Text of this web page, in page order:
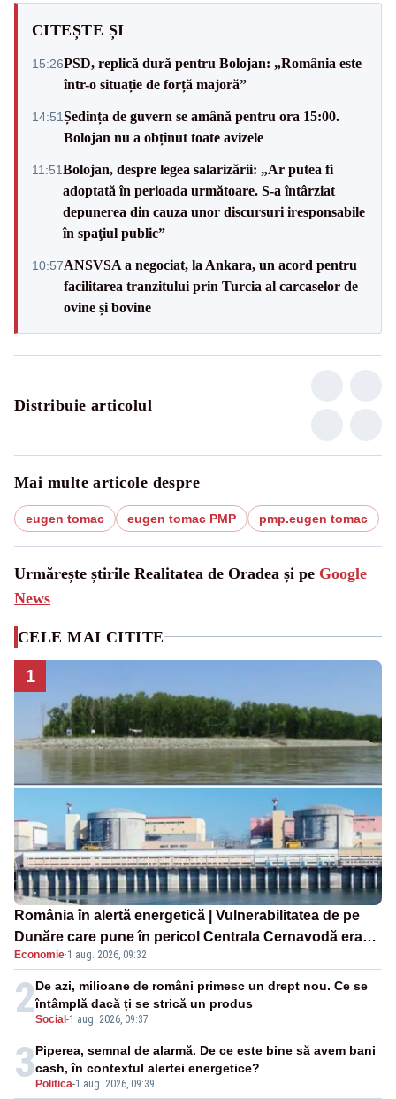
CITEȘTE ȘI
15:26PSD, replică dură pentru Bolojan: „România este
într-o situație de forță majoră”
14:51Ședința de guvern se amână pentru ora 15:00.
Bolojan nu a obținut toate avizele
11:51Bolojan, despre legea salarizării: „Ar putea fi
adoptată în perioada următoare. S-a întârziat
depunerea din cauza unor discursuri iresponsabile
în spaţiul public”
10:57ANSVSA a negociat, la Ankara, un acord pentru
facilitarea tranzitului prin Turcia al carcaselor de
ovine și bovine
Distribuie articolul
Mai multe articole despre
eugen tomac eugen tomac PMP pmp.eugen tomac
Urmărește știrile Realitatea de Oradea și pe Google
News
CELE MAI CITITE
1
România în alertă energetică | Vulnerabilitatea de pe
Dunăre care pune în pericol Centrala Cernavodă era
cunoscută de pe vremea lui Ceaușescu
Economie·1 aug. 2026, 09:32
2Social -1 aug. 2026, 09:37
De azi, milioane de români primesc un drept nou. Ce se
întâmplă dacă ți se strică un produs
3 Politica-1 aug. 2026, 09:39
Piperea, semnal de alarmă. De ce este bine să avem bani
cash, în contextul alertei energetice?